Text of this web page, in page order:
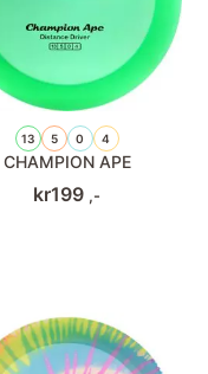
13 5 0 4
CHAMPION APE
kr199 ,-